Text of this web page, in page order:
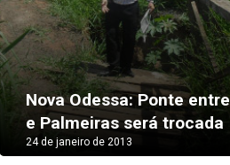
Nova Odessa: Ponte
e Palmeiras será trocada
24 de janeiro de 2013